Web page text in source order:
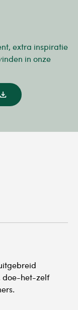
extra inspiratie
in onze
download
doe-het-zelf